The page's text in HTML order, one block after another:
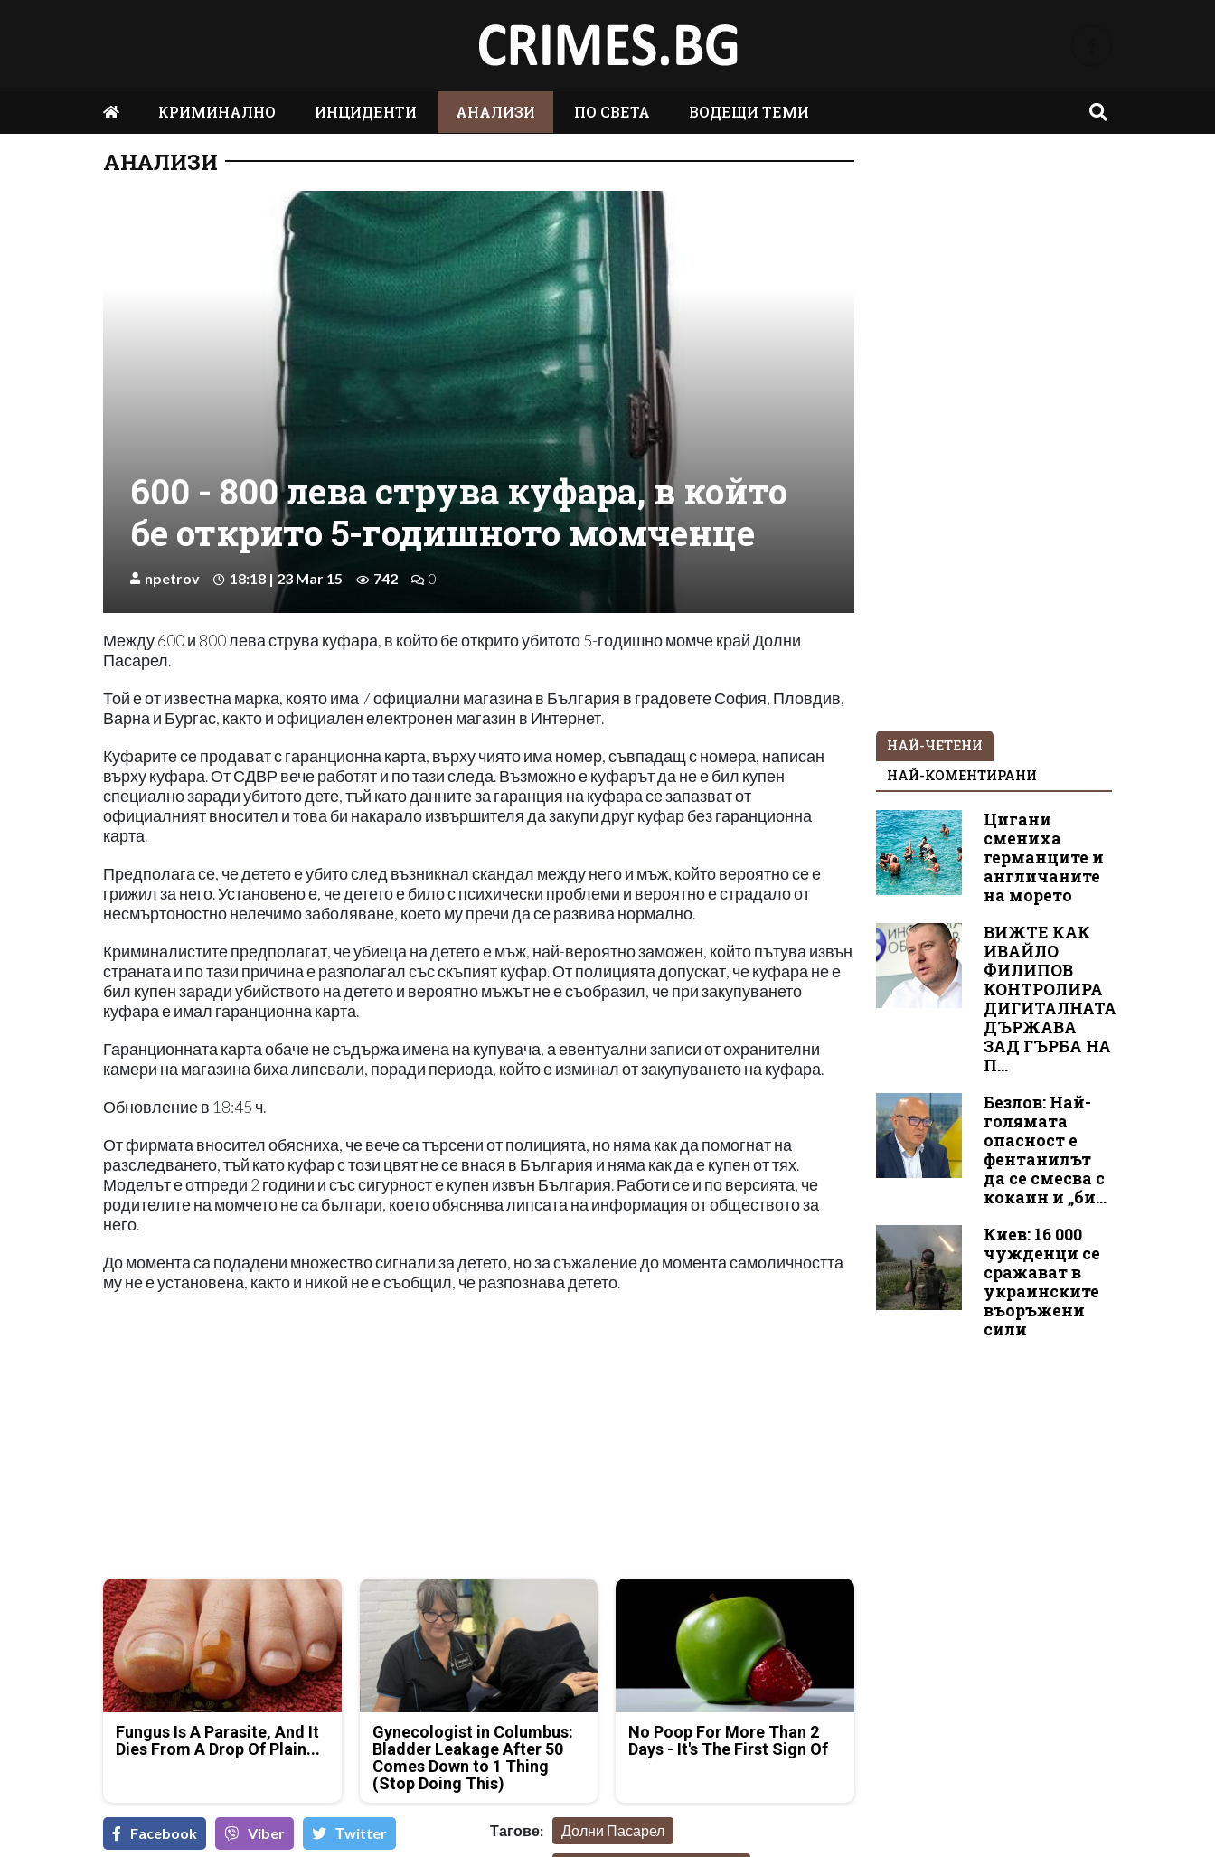
КРИМИНАЛНО ИНЦИДЕНТИ АНАЛИЗИ ПО СВЕТА ВОДЕЩИ ТЕМИ
АНАЛИЗИ
600 - 800 лева струва куфара, в който
бе открито 5-годишното момченце
npetrov 18:18 | 23 Mar 15 742 0
Между 600 и 800 лева струва куфара, в който бе открито убитото 5-годишно момче край Долни
Пасарел.
Той е от известна марка, която има 7 официални магазина в България в градовете София, Пловдив,
Варна и Бургас, както и официален електронен магазин в Интернет.
Куфарите се продават с гаранционна карта, върху чиято има номер, съвпадащ с номера, написан
върху куфара. От СДВР вече работят и по тази следа. Възможно е куфарът да не е бил купен
специално заради убитото дете, тъй като данните за гаранция на куфара се запазват от
официалният вносител и това би накарало извършителя да закупи друг куфар без гаранционна
карта.
Предполага се, че детето е убито след възникнал скандал между него и мъж, който вероятно се е
грижил за него. Установено е, че детето е било с психически проблеми и вероятно е страдало от
несмъртоностно нелечимо заболяване, което му пречи да се развива нормално.
Криминалистите предполагат, че убиеца на детето е мъж, най-вероятно заможен, който пътува извън
страната и по тази причина е разполагал със скъпият куфар. От полицията допускат, че куфара не е
бил купен заради убийството на детето и вероятно мъжът не е съобразил, че при закупуването
куфара е имал гаранционна карта.
Гаранционната карта обаче не съдържа имена на купувача, а евентуални записи от охранителни
камери на магазина биха липсвали, поради периода, който е изминал от закупуването на куфара.
Обновление в 18:45 ч.
От фирмата вносител обясниха, че вече са търсени от полицията, но няма как да помогнат на
разследването, тъй като куфар с този цвят не се внася в България и няма как да е купен от тях.
Моделът е отпреди 2 години и със сигурност е купен извън България. Работи се и по версията, че
родителите на момчето не са българи, което обяснява липсата на информация от обществото за
него.
До момента са подадени множество сигнали за детето, но за съжаление до момента самоличността
му не е установена, както и никой не е съобщил, че разпознава детето.
Fungus Is A Parasite, And It
Dies From A Drop Of Plain...
Gynecologist in Columbus:
Bladder Leakage After 50
Comes Down to 1 Thing
(Stop Doing This)
No Poop For More Than 2
Days - It's The First Sign Of
Facebook Viber Тwitter Тагове: Долни Пасарел
НАЙ-ЧЕТЕНИ
НАЙ-КОМЕНТИРАНИ
Цигани
смениха
германците и
англичаните
на морето
ВИЖТЕ КАК
ИВАЙЛО
ФИЛИПОВ
КОНТРОЛИРА
ДИГИТАЛНАТА
ДЪРЖАВА
ЗАД ГЪРБА НА
П...
Безлов: Най-
голямата
опасност е
фентанилът
да се смесва с
кокаин и „би...
Киев: 16 000
чужденци се
сражават в
украинските
въоръжени
сили